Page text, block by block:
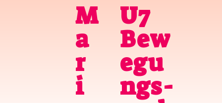
M
a
r
i
U7
Bew
egu
ngs-